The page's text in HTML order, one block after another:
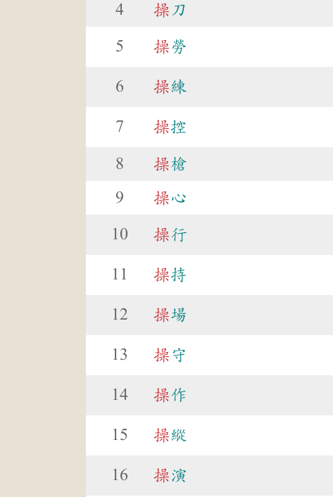
4 操 刀
5 操 勞
6 操練
7 操控
8 操槍
9 操心
10 操行
11 操持
12 操場
13 操 守
14 操作
15 操縱
16 操演